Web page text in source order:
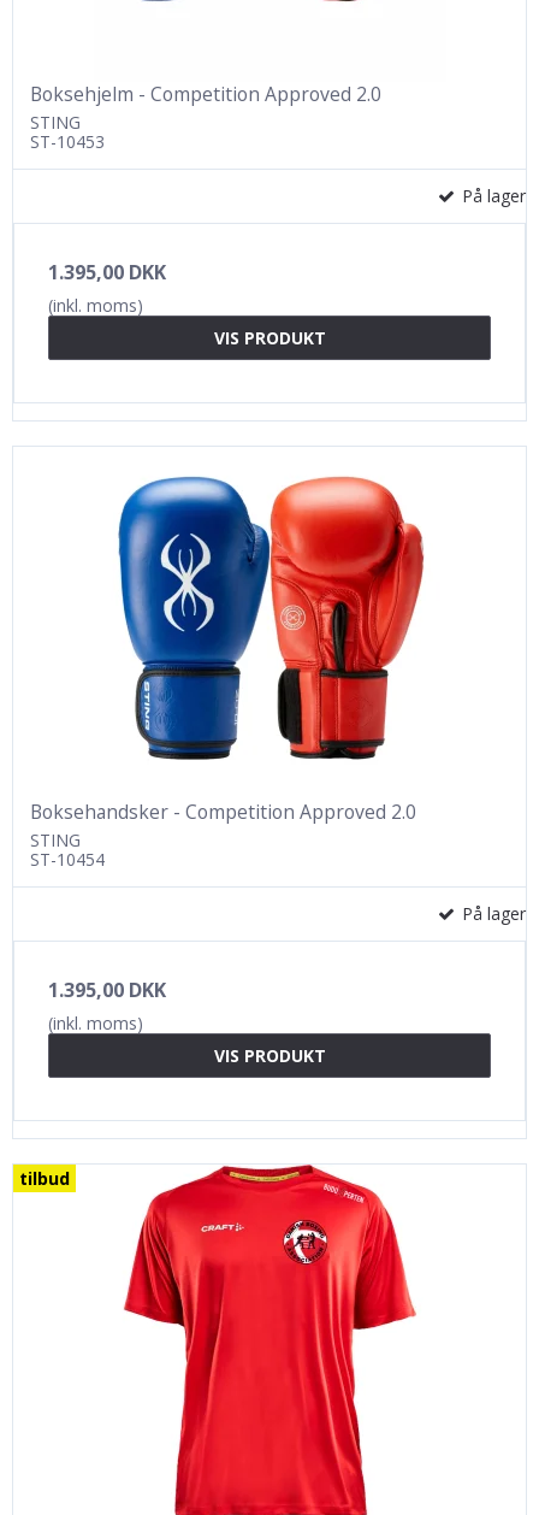
Boksehjelm - Competition Approved 2.0
STING
ST-10453
På lager
1.395,00 DKK
(inkl. moms)
VIS PRODUKT
Boksehandsker - Competition Approved 2.0
STING
ST-10454
På lager
1.395,00 DKK
(inkl. moms)
VIS PRODUKT
tilbud